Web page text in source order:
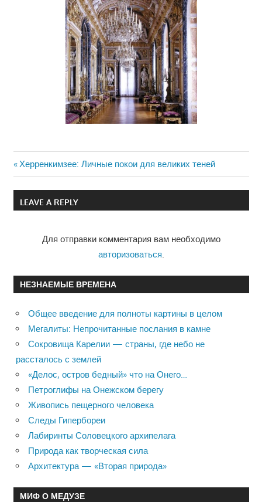
Навигация
по
Previous
Post:
Херренкимзее: Личные покои для великих теней
LEAVE A REPLY
Для отправки комментария вам необходимо
авторизоваться.
НЕЗНАЕМЫЕ ВРЕМЕНА
Общее введение для полноты картины в целом
Мегалиты: Непрочитанные послания в камне
Сокровища Карелии — страны, где небо не
рассталось с землей
«Делос, остров бедный» что на Онего…
Петроглифы на Онежском берегу
Живопись пещерного человека
Следы Гипербореи
Лабиринты Соловецкого архипелага
Природа как творческая сила
Архитектура — «Вторая природа»
МИФ О МЕДУЗЕ